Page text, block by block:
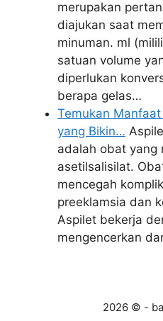
merupakan
diajukan saat
minuman. ml
satuan volume
diperlukan
berapa gelas…
Temukan
yang Bikin…
adalah obat yang
asetilsalisilat.
mencegah
preeklamsia dan
Aspilet bekerja
mengencerkan
2026 © -